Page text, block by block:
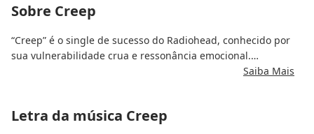
Sobre Creep
“Creep” é o single de sucesso do Radiohead, conhecido por
sua vulnerabilidade crua e ressonância emocional.
desejo.
Saiba Mais
Letra da música Creep